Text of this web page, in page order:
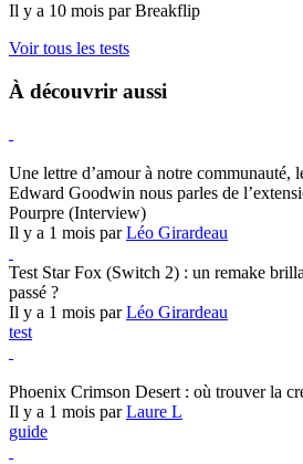
Il y a 10 mois par Breakflip
Voir tous les tests
À découvrir aussi
Une lettre d’amour à notre communauté,
Edward Goodwin nous parles de
Pourpre (Interview)
Il y a 1 mois parLéo Girardeau
Test Star Fox (Switch 2) : un remake
passé ?
Il y a 1 mois parLéo Girardeau
test
Phoenix Crimson Desert : où trouver la
Il y a 1 mois parLaure L
guide